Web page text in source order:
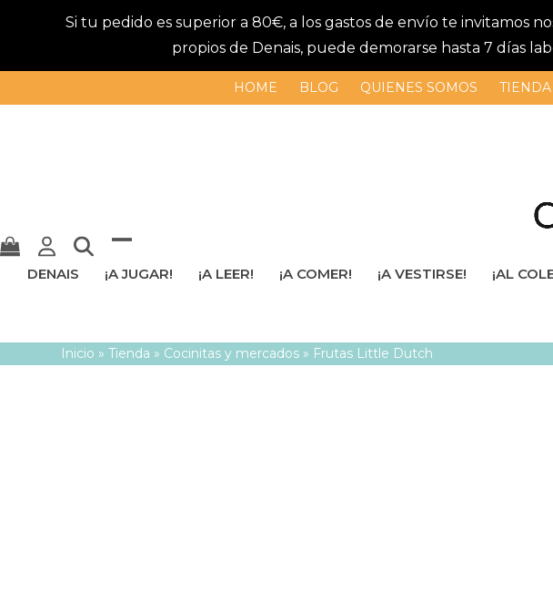
Si tu pedido es superior a 80€, a los gastos de envío te invitamos
propios de Denais, puede demorarse hasta 7 días
HOME BLOG QUIENES SOMOS TIENDA
Mostrar
menú
Cerrar
DENAIS ¡A JUGAR! ¡A LEER! ¡A COMER! ¡A VESTIRSE! ¡AL
Inicio »Tienda » Cocinitas y mercados » Frutas Little Dutch